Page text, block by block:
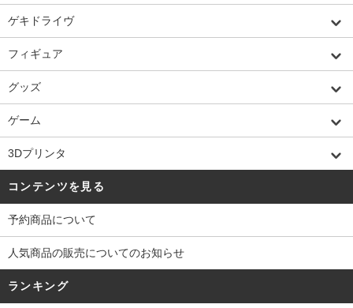
ゲキドライヴ
フィギュア
グッズ
ゲーム
3Dプリンタ
コンテンツを見る
予約商品について
人気商品の販売についてのお知らせ
ランキング